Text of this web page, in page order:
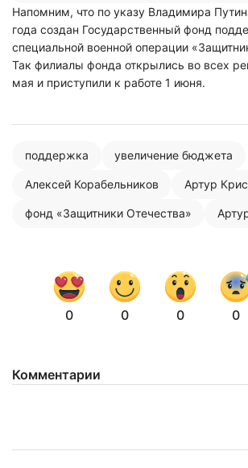
Напомним, что по указу Владимира
года создан Государственный фонд
специальной военной операции
Так филиалы фонда открылись во всех
мая и приступили к работе 1 июня.
поддержка увеличение бюджета
Алексей Корабельников Артур
фонд «Защитники Отечества»
0 0 0 0
Комментарии
Нажимая на кнопку "Отправить" вы
соглашаетесь с
политикой